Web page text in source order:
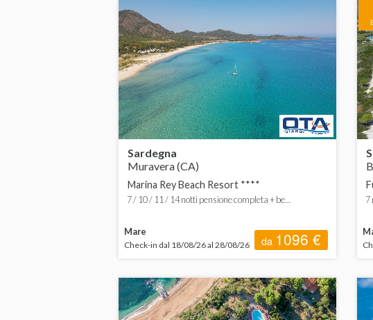
da 600 € in su
Sardegna
Muravera (CA)
Marina Rey Beach Resort ****
7 / 10 / 11 / 14 notti pensione completa + be...
Mare
Check-in dal 18/08/26 al 28/08/26 da 1096 €
7